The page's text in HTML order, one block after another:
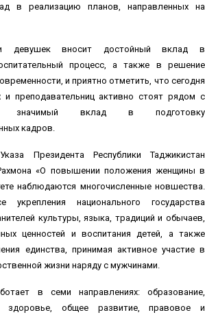
в реализацию планов, направленных на
девушек вносит достойный вклад в
процесс, а также в решение
и приятно отметить, что сегодня
преподавательниц активно стоят рядом с
значимый вклад в подготовку
кадров.
Президента Республики Таджикистан
«О повышении положения женщины в
наблюдаются многочисленные новшества.
национального государства
культуры, языка, традиций и обычаев,
ценностей и воспитания детей, а также
единства, принимая активное участие в
жизни наряду с мужчинами.
в семи направлениях: образование,
здоровье, общее развитие, правовое и